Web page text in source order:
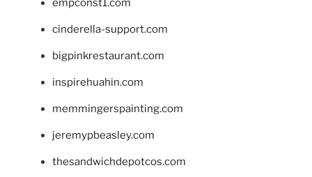
empconst1.com
cinderella-support.com
bigpinkrestaurant.com
inspirehuahin.com
memmingerspainting.com
jeremypbeasley.com
thesandwichdepotcos.com